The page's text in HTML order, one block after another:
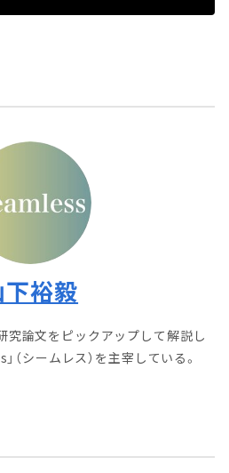
下裕毅
究論文をピックアップして解説し
（シームレス）を主宰している。